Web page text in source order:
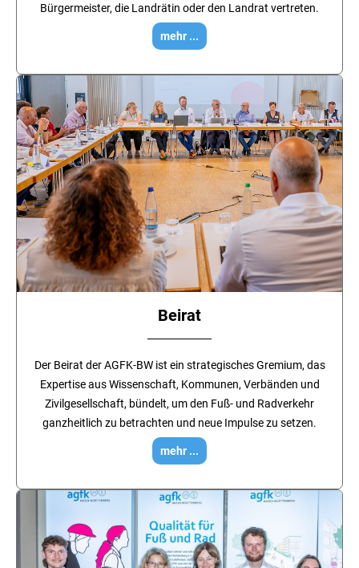
Bürgermeister, die Landrätin oder den Landrat vertreten.
mehr ...
Beirat
Der Beirat der AGFK-BW ist ein strategisches Gremium, das
Expertise aus Wissenschaft, Kommunen, Verbänden und
Zivilgesellschaft, bündelt, um den Fuß- und Radverkehr
ganzheitlich zu betrachten und neue Impulse zu setzen.
mehr ...